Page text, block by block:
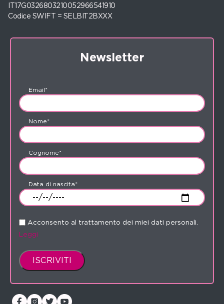
IT17G0326803210052966541910
Codice SWIFT = SELBIT2BXXX
Newsletter
Email*
Nome*
Cognome*
Data di nascita*
Acconsento al trattamento dei miei dati personali.
Leggi